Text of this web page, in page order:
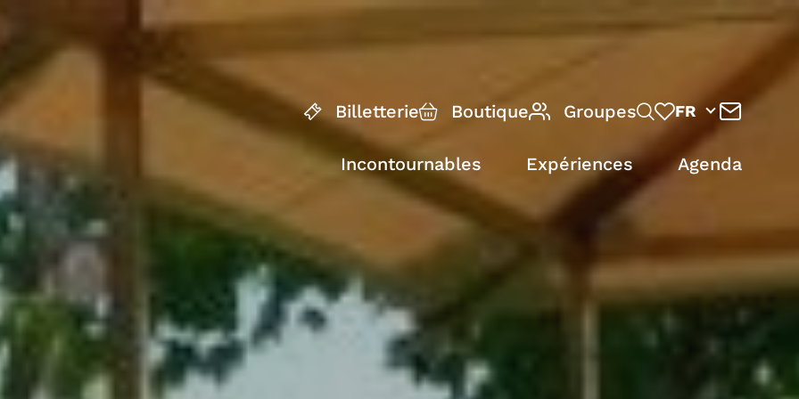
Billetterie Boutique Groupes FR
Incontournables Expériences Agenda